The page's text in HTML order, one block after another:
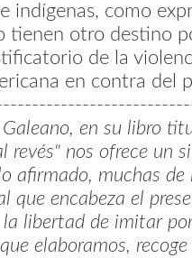
indígenas, como
tienen otro destino
de la
en contra del
en su libro
revés" nos ofrece un
afirmado, muchas de
que encabeza el
libertad de imitar
elaboramos,